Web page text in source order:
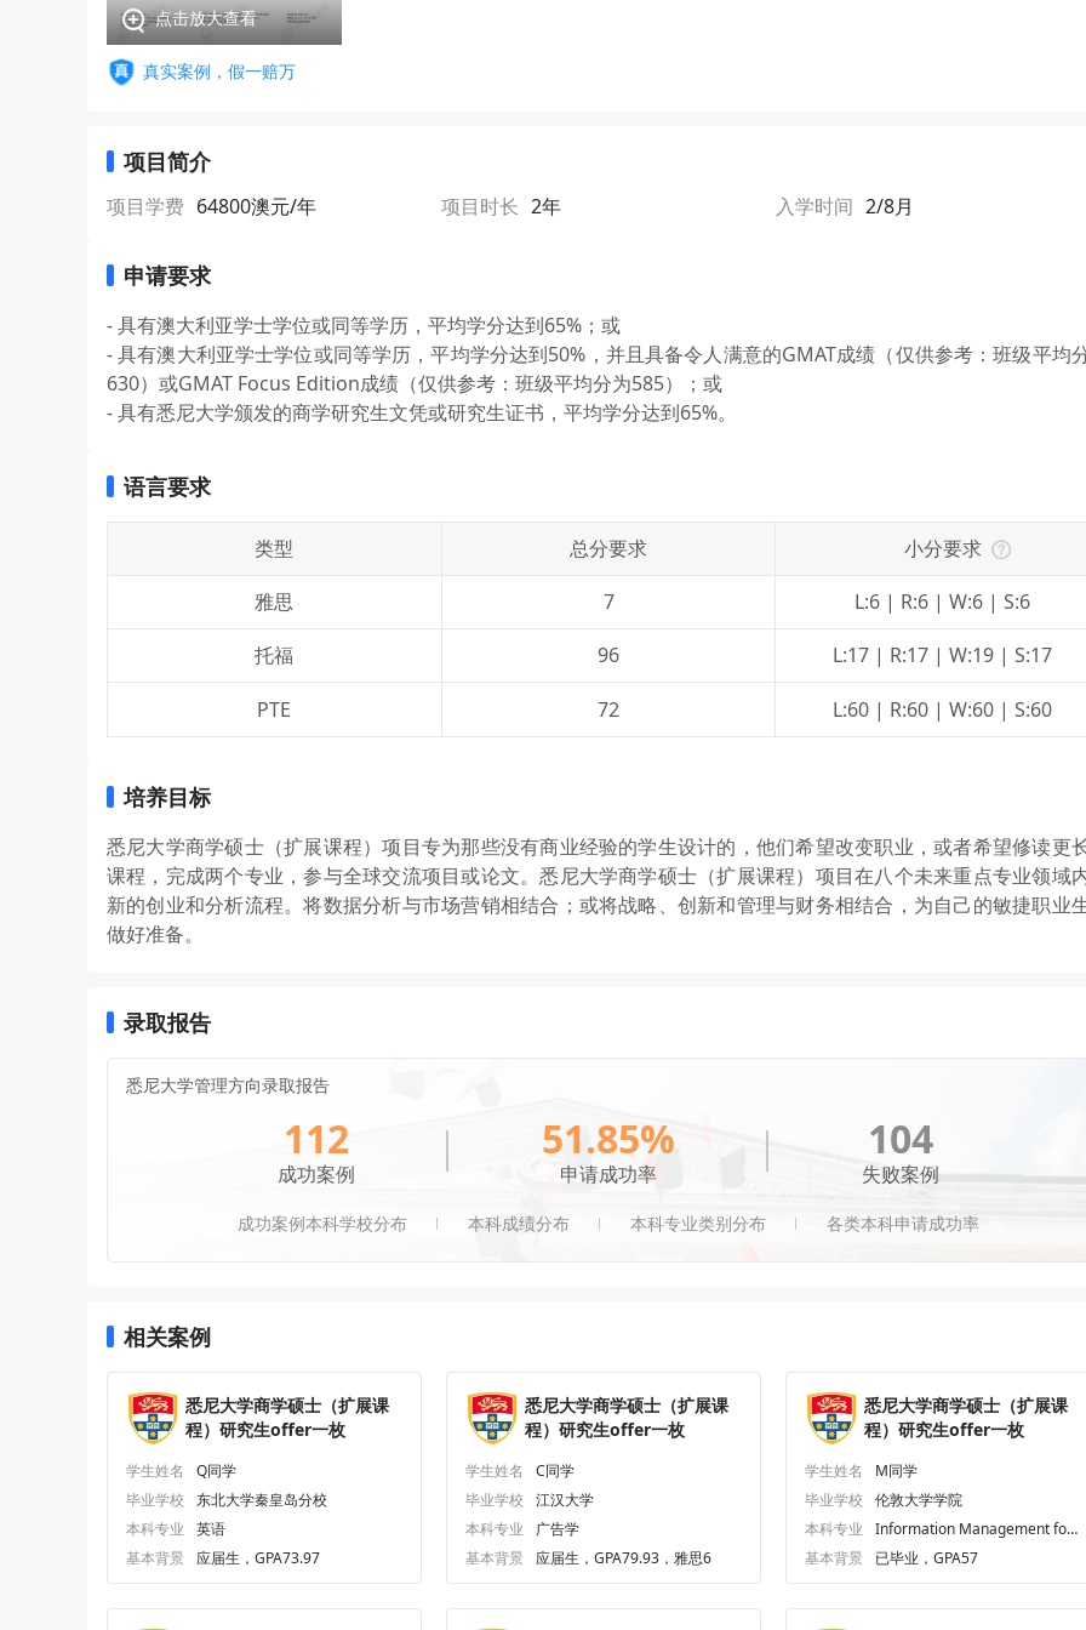
点击放大查看
真实案例，假一赔万
项目简介
项目学费 64800澳元/年 项目时长 2年 入学时间 2/8月
申请要求
- 具有澳大利亚学士学位或同等学历，平均学分达到65%；或
- 具有澳大利亚学士学位或同等学历，平均学分达到50%，并且具备令人满意的GMAT成绩（仅供参考：班级平均
630）或GMAT Focus Edition成绩（仅供参考：班级平均分为585）；或
- 具有悉尼大学颁发的商学研究生文凭或研究生证书，平均学分达到65%。
语言要求
类型 总分要求
小分要求
雅思
7
L:6 | R:6 | W:6 | S:6
托福
96 L:17 | R:17 | W:19 | S:17
PTE 72 L:60 | R:60 | W:60 | S:60
培养目标
悉尼大学商学硕士（扩展课程）项目专为那些没有商业经验的学生设计的，他们希望改变职业，或者希望修读更
课程，完成两个专业，参与全球交流项目或论文。悉尼大学商学硕士（扩展课程）项目在八个未来重点专业领域
新的创业和分析流程。将数据分析与市场营销相结合；或将战略、创新和管理与财务相结合，为自己的敏捷职业
做好准备。
录取报告
悉尼大学管理方向录取报告
112
成功案例
51.85%
申请成功率
104
失败案例
成功案例本科学校分布 本科成绩分布 本科专业类别分布 各类本科申请成功率
相关案例
悉尼大学商学硕士（扩展课
程）研究生offer一枚
学生姓名
Q同学
毕业学校
东北大学秦皇岛分校
本科专业
英语
基本背景
应届生，GPA73.97
悉尼大学商学硕士（扩展课
程）研究生offer一枚
学生姓名
C同学
毕业学校
江汉大学
本科专业
广告学
基本背景
应届生，GPA79.93，雅思6
悉尼大学商学硕士（扩展课
程）研究生offer一枚
学生姓名
M同学
毕业学校
伦敦大学学院
本科专业
Information Management for
基本背景 已毕业，GPA57